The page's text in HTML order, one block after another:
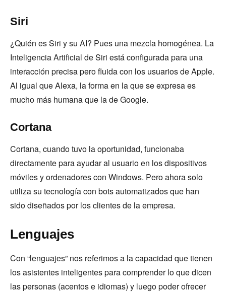
Siri
¿Quién es Siri y su AI? Pues una mezcla homogénea. La
Inteligencia Artificial de Siri está configurada para una
interacción precisa pero fluida con los usuarios de Apple.
Al igual que Alexa, la forma en la que se expresa es
mucho más humana que la de Google.
Cortana
Cortana, cuando tuvo la oportunidad, funcionaba
directamente para ayudar al usuario en los dispositivos
móviles y ordenadores con Windows. Pero ahora solo
utiliza su tecnología con bots automatizados que han
sido diseñados por los clientes de la empresa.
Lenguajes
Con “lenguajes” nos referimos a la capacidad que tienen
los asistentes inteligentes para comprender lo que dicen
las personas (acentos e idiomas) y luego poder ofrecer